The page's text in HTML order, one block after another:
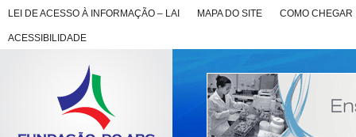
LEI DE ACESSO À INFORMAÇÃO – LAI MAPA DO SITE COMO CHEGAR
ACESSIBILIDADE